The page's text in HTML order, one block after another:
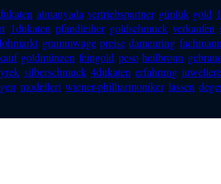
almanyada vertriebspartner günlük gold
1dukaten pfandleiher goldschmuck verkaufen
grammwage preise damenring fachmann
goldmünzen feingold peso heilbronn
silberschmuck 4dukaten erfahrung juweliere
modelleri wiener-philharmoniker lassen